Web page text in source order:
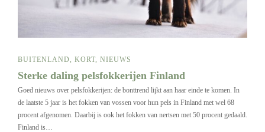
BUITENLAND, KORT, NIEUWS
Sterke daling pelsfokkerijen Finland
Goed nieuws over pelsfokkerijen: de bonttrend lijkt aan haar einde te komen. In
de laatste 5 jaar is het fokken van vossen voor hun pels in Finland met wel 68
procent afgenomen. Daarbij is ook het fokken van nertsen met 50 procent gedaald.
Finland is…